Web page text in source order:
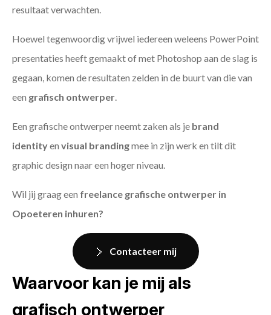
resultaat verwachten.
Hoewel tegenwoordig vrijwel iedereen weleens PowerPoint
presentaties heeft gemaakt of met Photoshop aan de slag is
gegaan, komen de resultaten zelden in de buurt van die van
een grafisch ontwerper
Een grafische ontwerper neemt zaken als je brand
identityen visual brandingmee in zijn werk en tilt dit
graphic design naar een hoger niveau.
Wil jij graag een freelance grafische ontwerper in
Opoeteren inhuren?
Contacteer mij
Waarvoor kan je mij als
grafisch ontwerper